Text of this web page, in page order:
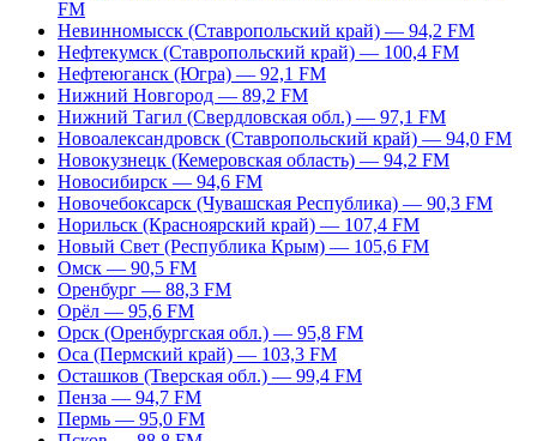
FM
Невинномысск (Ставропольский край) — 94,2 FM
Нефтекумск (Ставропольский край) — 100,4 FM
Нефтеюганск (Югра) — 92,1 FM
Нижний Новгород — 89,2 FM
Нижний Тагил (Свердловская обл.) — 97,1 FM
Новоалександровск (Ставропольский край) — 94,0 FM
Новокузнецк (Кемеровская область) — 94,2 FM
Новосибирск — 94,6 FM
Новочебоксарск (Чувашская Республика) — 90,3 FM
Норильск (Красноярский край) — 107,4 FM
Новый Свет (Республика Крым) — 105,6 FM
Омск — 90,5 FM
Оренбург — 88,3 FM
Орёл — 95,6 FM
Орск (Оренбургская обл.) — 95,8 FM
Оса (Пермский край) — 103,3 FM
Осташков (Тверская обл.) — 99,4 FM
Пенза — 94,7 FM
Пермь — 95,0 FM